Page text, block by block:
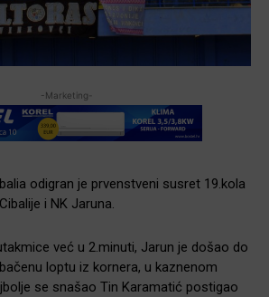
-Marketing-
odigran je prvenstveni susret 19.kola
i NK Jaruna.
već u 2.minuti, Jarun je došao do
loptu iz kornera, u kaznenom
se snašao Tin Karamatić postigao